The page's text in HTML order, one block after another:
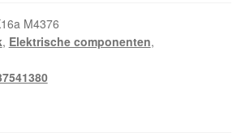
M4376
, Elektrische componenten,